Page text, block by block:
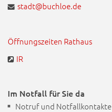
stadt@buchloe.de
Öffnungszeiten Rathaus
IR
Im Notfall für Sie da
Notruf und Notfallkontakte